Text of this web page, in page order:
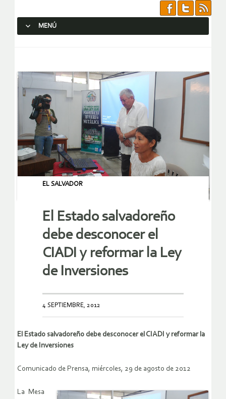
MENÚ
EL SALVADOR
El Estado salvadoreño
debe desconocer el
CIADI y reformar la Ley
de Inversiones
4 SEPTIEMBRE, 2012
El Estado salvadoreño debe desconocer el CIADI y reformar la
Ley de Inversiones
Comunicado de Prensa, miércoles, 29 de agosto de 2012
La Mesa